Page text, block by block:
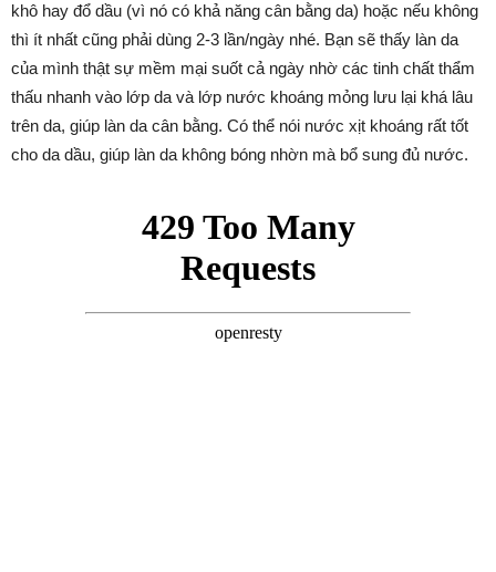
khô hay đổ dầu (vì nó có khả năng cân bằng da) hoặc nếu không
thì ít nhất cũng phải dùng 2-3 lần/ngày nhé. Bạn sẽ thấy làn da
của mình thật sự mềm mại suốt cả ngày nhờ các tinh chất thẩm
thấu nhanh vào lớp da và lớp nước khoáng mỏng lưu lại khá lâu
trên da, giúp làn da cân bằng. Có thể nói nước xịt khoáng rất tốt
cho da dầu, giúp làn da không bóng nhờn mà bổ sung đủ nước.